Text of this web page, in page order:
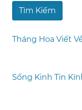
Tháng Hoa Viết
Sống Kinh Tin